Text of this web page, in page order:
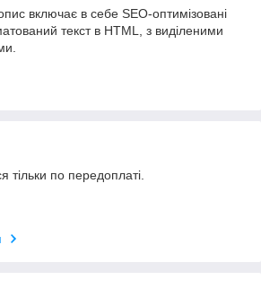
включає в себе SEO-оптимізовані
текст в HTML, з виділеними
тільки по передоплаті.